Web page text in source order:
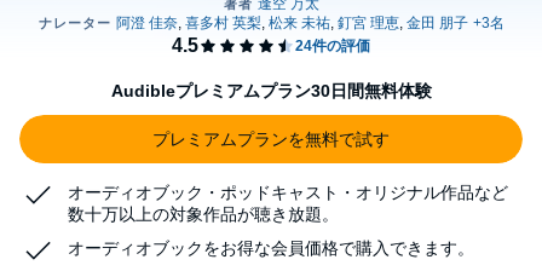
Audibleプレミアムプラン30日間無料体験
プレミアムプランを無料で試す
オーディオブック・ポッドキャスト・オリジナル作品など
数十万以上の対象作品が聴き放題。
オーディオブックをお得な会員価格で購入できます。